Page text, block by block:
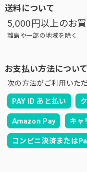
送料について
5,000円以上のお
離島や一部の地域を除く
お支払い方法について
次の方法がご利用いただ
PAY ID あと払い
Amazon Pay キャ
コンビニ決済または